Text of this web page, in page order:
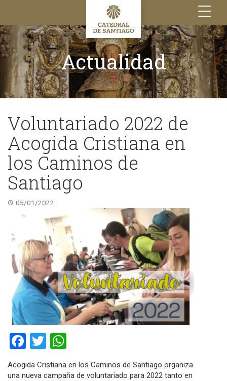
Toggle
navigation
Actualidad
Voluntariado 2022 de
Acogida Cristiana en
los Caminos de
Santiago
05/01/2022
Facebook
Twitter
Acogida Cristiana en los Caminos de Santiago organiza
una nueva campaña de voluntariado para 2022 tanto en